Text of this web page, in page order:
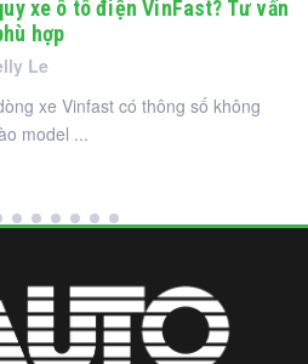
xe ô tô điện VinFast? Tư vấn
hợp
Le
xe Vinfast có thông số không
model ...